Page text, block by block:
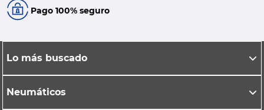
Pago 100% seguro
Lo más buscado
Neumáticos